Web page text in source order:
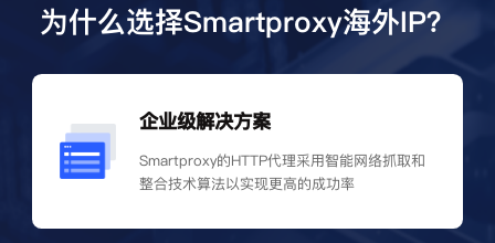
为什么选择Smartproxy海外IP？
企业级解决方案
Smartproxy的HTTP代理采用智能网络抓取和
整合技术算法以实现更高的成功率